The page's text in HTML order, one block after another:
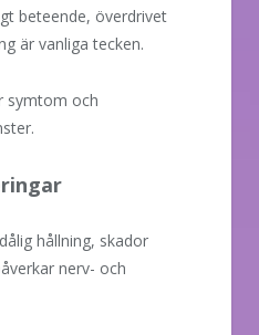
beteende, överdrivet
är vanliga tecken.
symtom och
hållning, skador
nerv- och